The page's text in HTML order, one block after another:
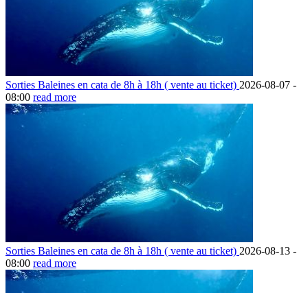
Sorties Baleines en cata de 8h à 18h ( vente au ticket) 2026-08-07 -
08:00 read more
Sorties Baleines en cata de 8h à 18h ( vente au ticket) 2026-08-13 -
08:00 read more